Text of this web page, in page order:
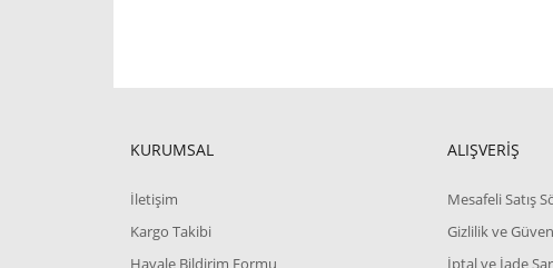
KURUMSAL
İletişim
Kargo Takibi
Havale Bildirim Formu
ALIŞVERİŞ
Mesafeli Satış
Gizlilik ve
İptal ve İade